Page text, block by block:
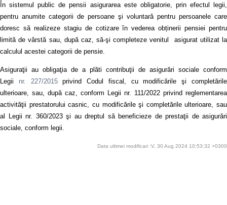
În sistemul public de pensii asigurarea este obligatorie, prin efectul legii,
pentru anumite categorii de persoane şi voluntară pentru persoanele care
doresc să realizeze stagiu de cotizare în vederea obținerii pensiei pentru
limită de vârstă sau, după caz, să-şi completeze venitul asigurat utilizat la
calculul acestei categorii de pensie.
Asiguraţii au obligaţia de a plăti contribuţii de asigurări sociale conform
Legii nr. 227/2015privind Codul fiscal, cu modificările şi completările
ulterioare, sau, după caz, conform Legii nr. 111/2022 privind reglementarea
activităţii prestatorului casnic, cu modificările şi completările ulterioare, sau
al Legii nr. 360/2023 şi au dreptul să beneficieze de prestaţii de asigurări
sociale, conform legii.
Data ultimei modificari :V, 30 Aug 2024 10:53:32 +0300